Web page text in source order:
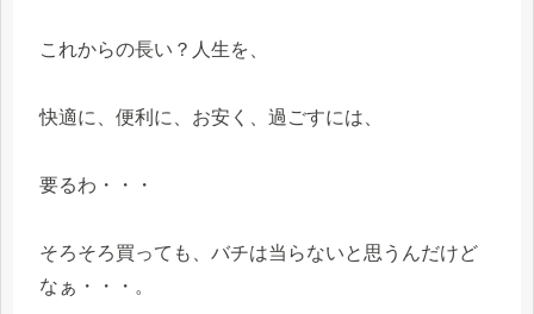
これからの長い？人生を、
快適に、便利に、お安く、過ごすには、
要るわ・・・
そろそろ買っても、バチは当らないと思うんだけど
なぁ・・・。